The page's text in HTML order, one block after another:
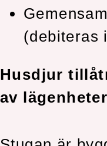
(debiteras
Husdjur
av